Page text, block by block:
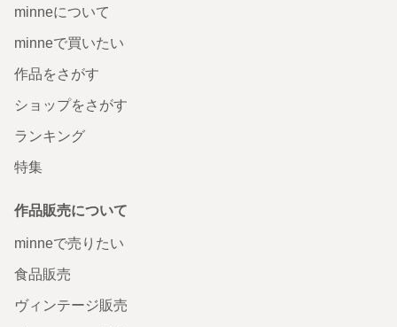
minneについて
minneで買いたい
作品をさがす
ショップをさがす
ランキング
特集
作品販売について
minneで売りたい
食品販売
ヴィンテージ販売